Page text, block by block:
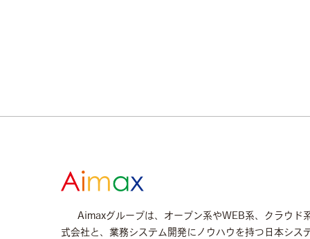
Aimaxグループは、オープン系やWEB系、クラウド
式会社と、業務システム開発にノウハウを持つ日本シス